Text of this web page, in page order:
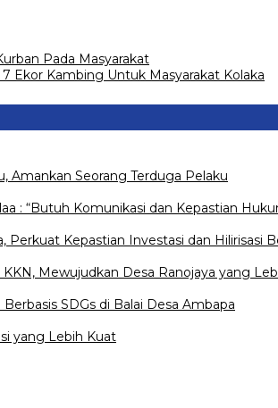
Pada Masyarakat
Ekor Kambing Untuk Masyarakat Kolaka
Amankan Seorang Terduga Pelaku
: “Butuh Komunikasi dan Kepastian
Kepastian Investasi dan Hilirisasi
Mewujudkan Desa Ranojaya yang
SDGs di Balai Desa Ambapa
yang Lebih Kuat